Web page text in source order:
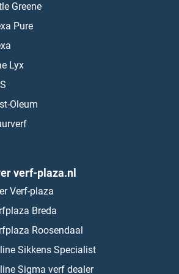
Greene
Pure
Lyx
Oleum
verf-plaza.nl
Verf-plaza
Breda
Roosendaal
Sikkens Specialist
Sigma verf dealer